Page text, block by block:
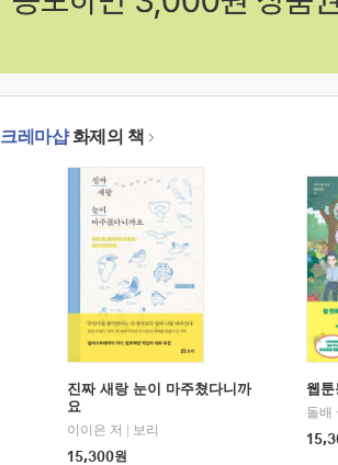
크레마샵화제의 책
진짜 새랑 눈이 마주쳤다니까
요
이이은 저
보리
15,300원
웹
돌배